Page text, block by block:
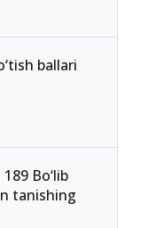
ballari
Bo‘lib
tanishing